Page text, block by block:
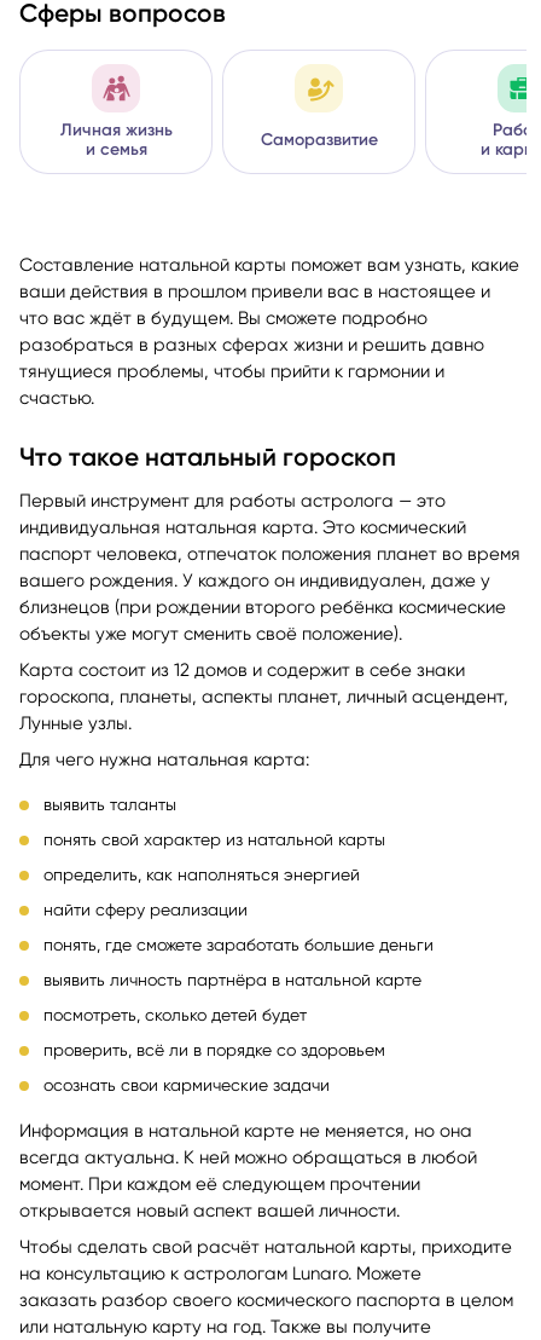
Сферы вопросов
Личная жизнь
и семья
Саморазвитие
и
Составление натальной карты поможет вам узнать, какие
ваши действия в прошлом привели вас в настоящее и
что вас ждёт в будущем. Вы сможете подробно
разобраться в разных сферах жизни и решить давно
тянущиеся проблемы, чтобы прийти к гармонии и
счастью.
Что такое натальный гороскоп
Первый инструмент для работы астролога — это
индивидуальная натальная карта. Это космический
паспорт человека, отпечаток положения планет во время
вашего рождения. У каждого он индивидуален, даже у
близнецов (при рождении второго ребёнка космические
объекты уже могут сменить своё положение).
Карта состоит из 12 домов и содержит в себе знаки
гороскопа, планеты, аспекты планет, личный асцендент,
Лунные узлы.
Для чего нужна натальная карта:
выявить таланты
понять свой характер из натальной карты
определить, как наполняться энергией
найти сферу реализации
понять, где сможете заработать большие деньги
выявить личность партнёра в натальной карте
посмотреть, сколько детей будет
проверить, всё ли в порядке со здоровьем
осознать свои кармические задачи
Информация в натальной карте не меняется, но она
всегда актуальна. К ней можно обращаться в любой
момент. При каждом её следующем прочтении
открывается новый аспект вашей личности.
Чтобы сделать свой расчёт натальной карты, приходите
на консультацию к астрологам Lunaro. Можете
заказать разбор своего космического паспорта в целом
или натальную карту на год. Также вы получите